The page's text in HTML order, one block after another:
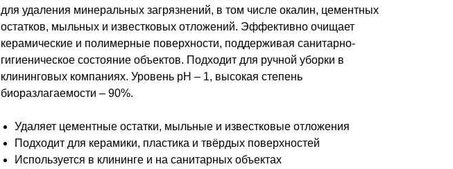
для удаления минеральных загрязнений, в том числе окалин, цементных
остатков, мыльных и известковых отложений. Эффективно очищает
керамические и полимерные поверхности, поддерживая санитарно-
гигиеническое состояние объектов. Подходит для ручной уборки в
клининговых компаниях. Уровень pH – 1, высокая степень
биоразлагаемости – 90%.
Удаляет цементные остатки, мыльные и известковые отложения
Подходит для керамики, пластика и твёрдых поверхностей
Используется в клининге и на санитарных объектах